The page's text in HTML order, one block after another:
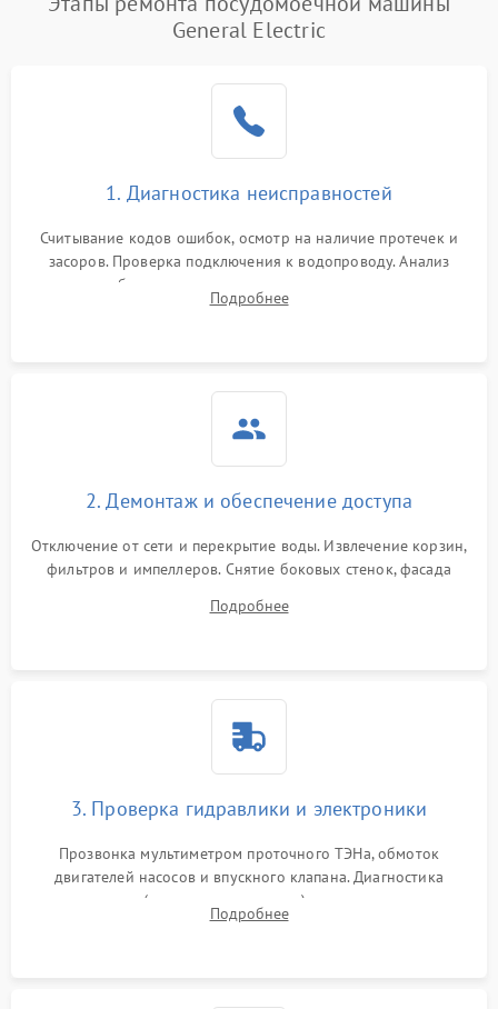
General Electric
1. Диагностика неисправностей
Считывание кодов ошибок, осмотр на наличие протечек и
засоров. Проверка подключения к водопроводу. Анализ
жалоб на отсутствие слива, нагрева, вращения
разбрызгивателей или срабатывание системы защиты
Подробнее
2. Демонтаж и обеспечение доступа
Отключение от сети и перекрытие воды. Извлечение корзин,
фильтров и импеллеров. Снятие боковых стенок, фасада
циркуляционному насосу, ТЭНу и сливной помпе.
Подробнее
3. Проверка гидравлики и электроники
Прозвонка мультиметром проточного ТЭНа, обмоток
двигателей насосов и впускного клапана. Диагностика
прессостата (датчика уровня воды), датчика мутности,
концевика дверцы и электронного модуля управления.
Подробнее